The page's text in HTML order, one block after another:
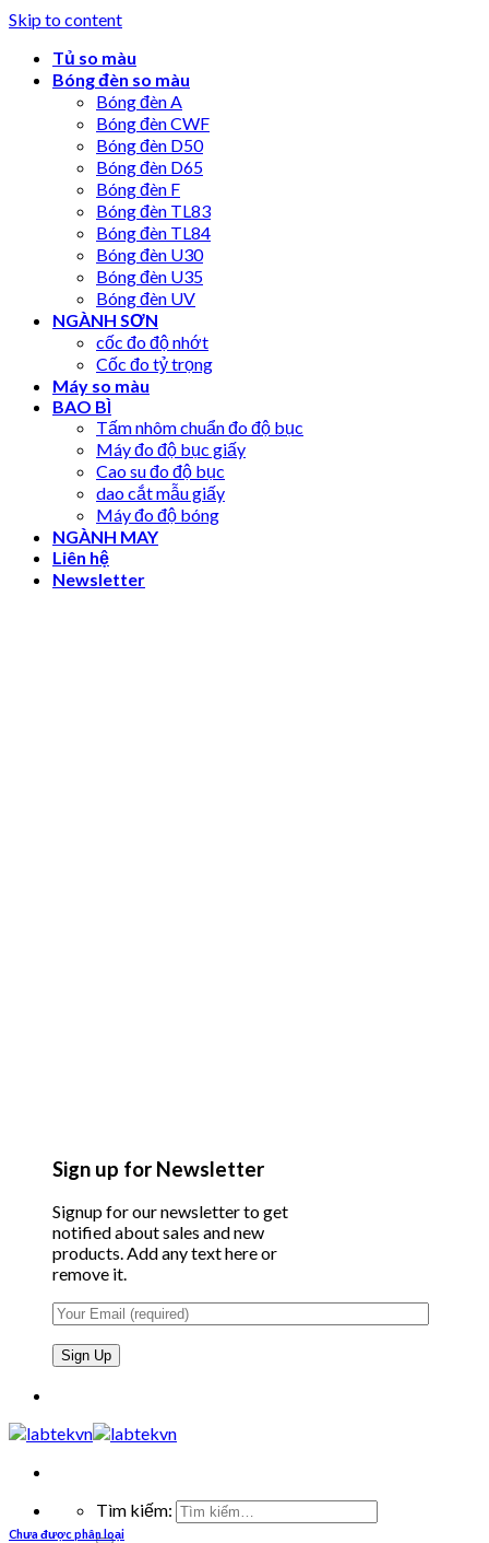
Skip to content
Tủ so màu
Bóng đèn so màu
Bóng đèn A
Bóng đèn CWF
Bóng đèn D50
Bóng đèn D65
Bóng đèn F
Bóng đèn TL83
Bóng đèn TL84
Bóng đèn U30
Bóng đèn U35
Bóng đèn UV
NGÀNH SƠN
cốc đo độ nhớt
Cốc đo tỷ trọng
Máy so màu
BAO BÌ
Tấm nhôm chuẩn đo độ bục
Máy đo độ bục giấy
Cao su đo độ bục
dao cắt mẫu giấy
Máy đo độ bóng
NGÀNH MAY
Liên hệ
Newsletter
Sign up for Newsletter
Signup for our newsletter to get
notified about sales and new
products. Add any text here or
remove it.
Tìm kiếm:
Chưa được phân loại